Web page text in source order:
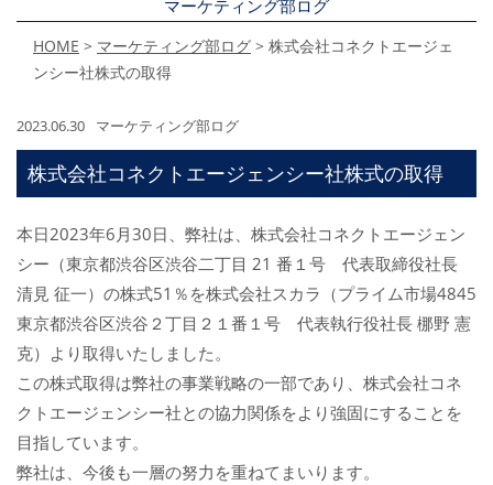
マーケティング部ログ
HOME > マーケティング部ログ > 株式会社コネクトエージェ
ンシー社株式の取得
2023.06.30 マーケティング部ログ
株式会社コネクトエージェンシー社株式の取得
本日2023年6月30日、弊社は、株式会社コネクトエージェン
シー（東京都渋谷区渋谷二丁目 21 番１号 代表取締役社長
清見 征一）の株式51％を株式会社スカラ（プライム市場4845
東京都渋谷区渋谷２丁目２１番１号 代表執行役社長 梛野 憲
克）より取得いたしました。
この株式取得は弊社の事業戦略の一部であり、株式会社コネ
クトエージェンシー社との協力関係をより強固にすることを
目指しています。
弊社は、今後も一層の努力を重ねてまいります。